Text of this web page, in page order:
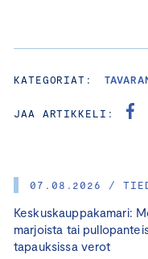
07.08.2026 /
Keskuskauppakamari:
marjoista tai
tapauksissa verot
KATEGORIAT:
JAA ARTIKKELI: